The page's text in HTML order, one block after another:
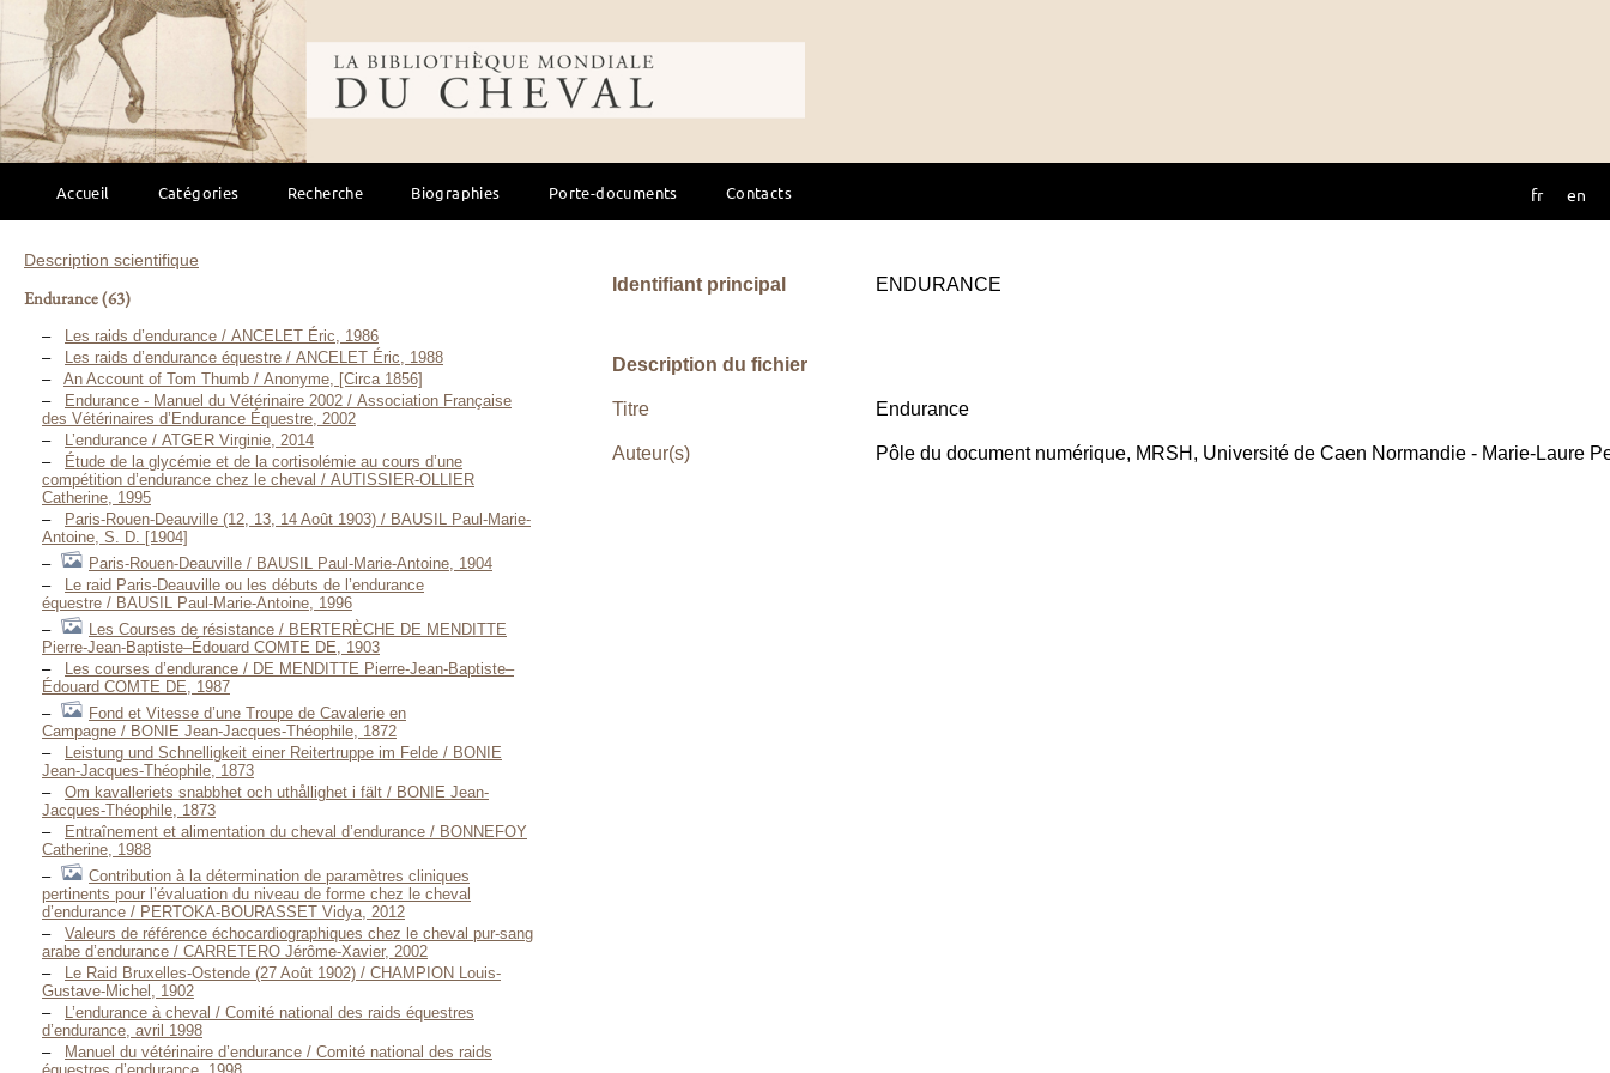
Bibliothèque mondiale du cheval
Accueil Catégories Recherche Biographies Porte-documents Contacts fr en
Description scientifique
Endurance(63)
Les raids d’endurance / ANCELET Éric, 1986
Les raids d’endurance équestre / ANCELET Éric, 1988
An Account of Tom Thumb / Anonyme, [Circa 1856]
Endurance - Manuel du Vétérinaire 2002 / Association Française
des Vétérinaires d’Endurance Équestre, 2002
L’endurance / ATGER Virginie, 2014
Étude de la glycémie et de la cortisolémie au cours d’une
compétition d’endurance chez le cheval / AUTISSIER-OLLIER
Catherine, 1995
Paris-Rouen-Deauville (12, 13, 14 Août 1903) / BAUSIL Paul-Marie-
Antoine, S. D. [1904]
Paris-Rouen-Deauville / BAUSIL Paul-Marie-Antoine, 1904
Le raid Paris-Deauville ou les débuts de l’endurance
équestre / BAUSIL Paul-Marie-Antoine, 1996
Les Courses de résistance / BERTERÈCHE DE MENDITTE
Pierre-Jean-Baptiste–Édouard COMTE DE, 1903
Les courses d’endurance / DE MENDITTE Pierre-Jean-Baptiste–
Édouard COMTE DE, 1987
Fond et Vitesse d’une Troupe de Cavalerie en
Campagne / BONIE Jean-Jacques-Théophile, 1872
Leistung und Schnelligkeit einer Reitertruppe im Felde / BONIE
Jean-Jacques-Théophile, 1873
Om kavalleriets snabbhet och uthållighet i fält / BONIE Jean-
Jacques-Théophile, 1873
Entraînement et alimentation du cheval d’endurance / BONNEFOY
Catherine, 1988
Contribution à la détermination de paramètres cliniques
pertinents pour l’évaluation du niveau de forme chez le cheval
d’endurance / PERTOKA-BOURASSET Vidya, 2012
Valeurs de référence échocardiographiques chez le cheval pur-sang
arabe d’endurance / CARRETERO Jérôme-Xavier, 2002
Le Raid Bruxelles-Ostende (27 Août 1902) / CHAMPION Louis-
Gustave-Michel, 1902
L’endurance à cheval / Comité national des raids équestres
d’endurance, avril 1998
Manuel du vétérinaire d’endurance / Comité national des raids
Identifiant principal ENDURANCE
Description du fichier
Titre Endurance
Auteur(s) Pôle du document numérique, MRSH, Université de Caen Normandie - Marie-Laure